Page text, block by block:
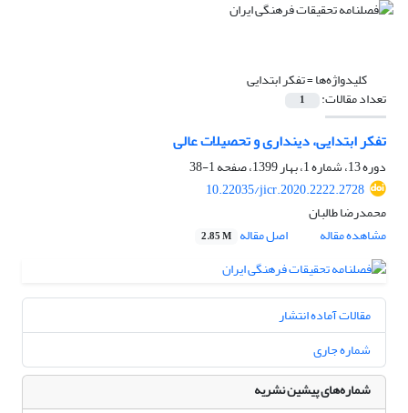
کلیدواژه‌ها =تفکر ابتدایی
تعداد مقالات: 1
تفکر ابتدایی، دینداری و تحصیلات عالی
دوره 13، شماره 1، بهار 1399، صفحه
1-38
10.22035/jicr.2020.2222.2728
محمدرضا طالبان
مشاهده مقاله
اصل مقاله 2.85 M
مقالات آماده انتشار
شماره جاری
شماره‌های پیشین نشریه